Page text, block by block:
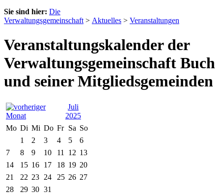
Sie sind hier: Die
Verwaltungsgemeinschaft > Aktuelles > Veranstaltungen
Veranstaltungskalender der
Verwaltungsgemeinschaft Buch
und seiner Mitgliedsgemeinden
Juli
2025
Mo Di Mi Do Fr Sa So
1
2 3 4 5
6
7
8 9 10 11 12 13
14
15 16 17 18 19 20
21
22 23 24 25 26 27
28
29 30 31